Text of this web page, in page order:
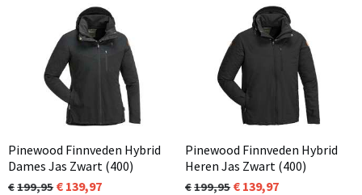
Pinewood Finnveden Hybrid
Dames Jas Zwart (400)
199,95 139,97
Pinewood Finnveden Hybrid
Heren Jas Zwart (400)
199,95 139,97